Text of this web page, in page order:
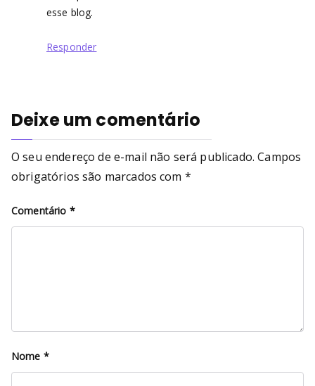
esse blog.
Responder
Deixe um comentário
O seu endereço de e-mail não será publicado. Campos
obrigatórios são marcados com *
Comentário *
Nome *